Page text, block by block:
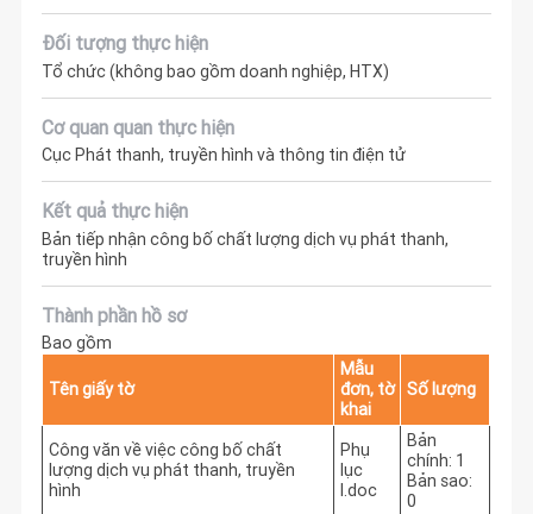
Đối tượng thực hiện
Tổ chức (không bao gồm doanh nghiệp, HTX)
Cơ quan quan thực hiện
Cục Phát thanh, truyền hình và thông tin điện tử
Kết quả thực hiện
Bản tiếp nhận công bố chất lượng dịch vụ phát thanh,
truyền hình
Thành phần hồ sơ
Bao gồm
Tên giấy tờ
Mẫu
đơn, tờ
khai
Số lượng
Công văn về việc công bố chất
lượng dịch vụ phát thanh, truyền
hình
Phụ
lục
I.doc
Bản
chính: 1
Bản sao:
0